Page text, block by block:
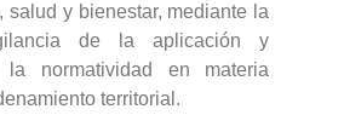
salud y bienestar, mediante la
de la aplicación y
la normatividad en materia
territorial.